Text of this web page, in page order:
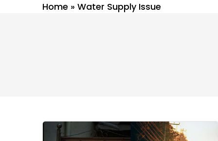
Home » Water Supply Issue